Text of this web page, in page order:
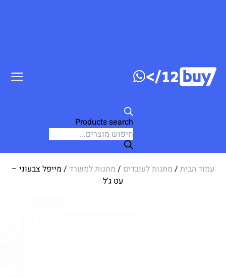
Products search
עמוד הבית/מתנות לעובדים/ מתנות למשרד/ מייפל צבעוני –
עט ג'ל